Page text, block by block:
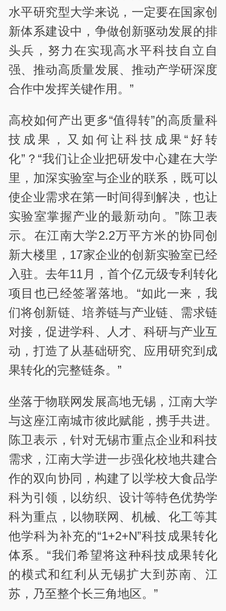
水平研究型大学来说，一定要在国家创
新体系建设中，争做创新驱动发展的排
头兵，努力在实现高水平科技自立自
强、推动高质量发展、推动产学研深度
合作中发挥关键作用。”
高校如何产出更多“值得转”的高质量科
技成果，又如何让科技成果“好转
化”？“我们让企业把研发中心建在大学
里，加深实验室与企业的联系，既可以
使企业需求在第一时间得到解决，也让
实验室掌握产业的最新动向。”陈卫表
示。在江南大学2.2万平方米的协同创
新大楼里，17家企业的创新实验室已经
入驻。去年11月，首个亿元级专利转化
项目也已经签署落地。“如此一来，我
们将创新链、培养链与产业链、需求链
对接，促进学科、人才、科研与产业互
动，打造了从基础研究、应用研究到成
果转化的完整链条。”
坐落于物联网发展高地无锡，江南大学
与这座江南城市彼此赋能，携手共进。
陈卫表示，针对无锡市重点企业和科技
需求，江南大学进一步强化校地共建合
作的双向协同，构建了以学校大食品学
科为引领，以纺织、设计等特色优势学
科为重点，以物联网、机械、化工等其
他学科为补充的“1+2+N”科技成果转化
体系。“我们希望将这种科技成果转化
的模式和红利从无锡扩大到苏南、江
苏，乃至整个长三角地区。”